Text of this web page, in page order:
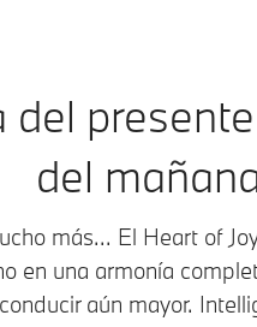
del
del
más... El Heart of
en una armonía
aún mayor.